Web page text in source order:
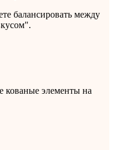
балансировать между
кованые элементы на